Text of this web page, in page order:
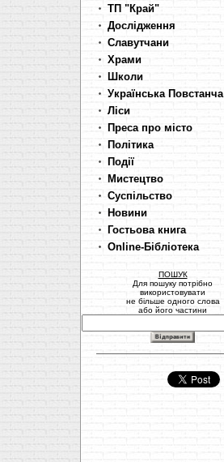
ТП "Край"
Дослідження
Славутчани
Храми
Школи
Українська Повстанча
Ліси
Преса про місто
Політика
Події
Мистецтво
Суспільство
Новини
Гостьова книга
Online-Бібліотека
ПОШУК
Для пошуку потрібно
використовувати
не більше одного слова
або його частини